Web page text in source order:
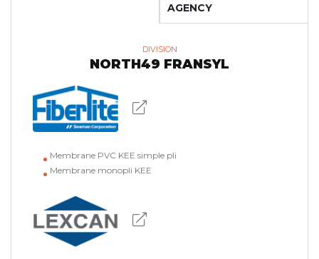
AGENCY
DIVISION
NORTH49 FRANSYL
Membrane PVC KEE simple pli
Membrane monopli KEE